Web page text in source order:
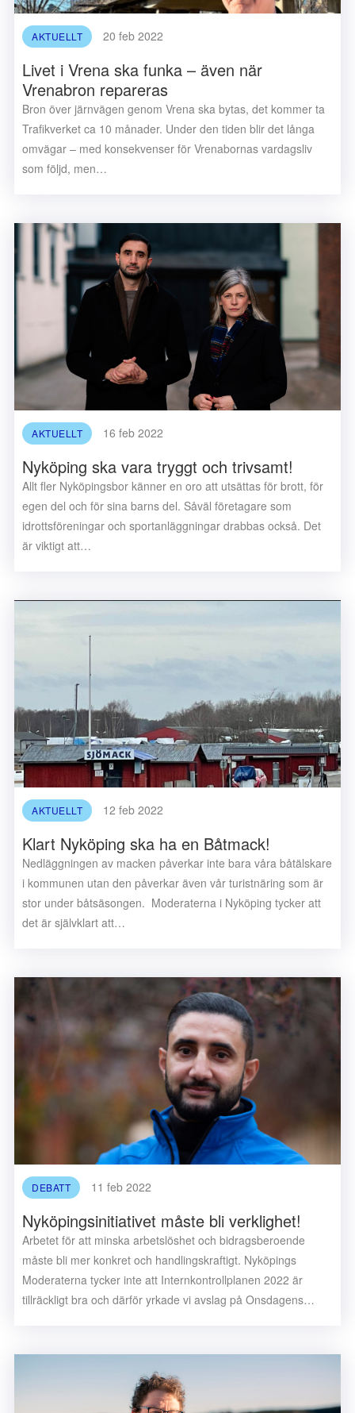
AKTUELLT 20 feb 2022
Livet i Vrena ska funka – även när
Vrenabron repareras
Bron över järnvägen genom Vrena ska bytas, det kommer ta
Trafikverket ca 10 månader. Under den tiden blir det långa
omvägar – med konsekvenser för Vrenabornas vardagsliv
som följd, men…
AKTUELLT 16 feb 2022
Nyköping ska vara tryggt och trivsamt!
Allt fler Nyköpingsbor känner en oro att utsättas för brott, för
egen del och för sina barns del. Såväl företagare som
idrottsföreningar och sportanläggningar drabbas också. Det
är viktigt att…
AKTUELLT 12 feb 2022
Klart Nyköping ska ha en Båtmack!
Nedläggningen av macken påverkar inte bara våra båtälskare
i kommunen utan den påverkar även vår turistnäring som är
stor under båtsäsongen. Moderaterna i Nyköping tycker att
det är självklart att…
DEBATT 11 feb 2022
Nyköpingsinitiativet måste bli verklighet!
Arbetet för att minska arbetslöshet och bidragsberoende
måste bli mer konkret och handlingskraftigt. Nyköpings
Moderaterna tycker inte att Internkontrollplanen 2022 är
tillräckligt bra och därför yrkade vi avslag på Onsdagens…